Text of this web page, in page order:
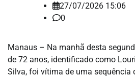
27/07/2026 15:06
0
Manaus – Na manhã desta
de 72 anos, identificado como
Silva, foi vítima de uma sequência